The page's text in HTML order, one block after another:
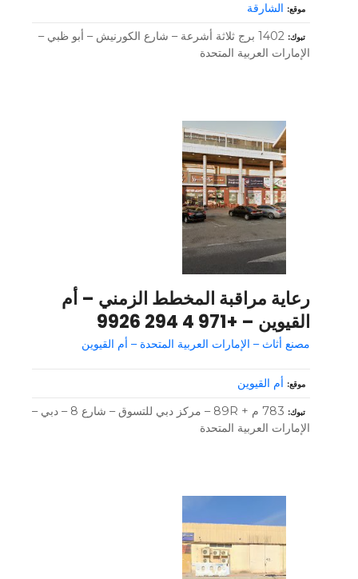
موقع الشارقة
تبوك
1402 برج ثلاثة أشرعة – شارع الكورنيش – أبو ظبي –
الإمارات العربية المتحدة
رعاية مراقبة المخطط الزمني – أم
القيوين – +971 4 294 9926
مصنع أثاث – الإمارات العربية المتحدة – أم القيوين
موقع أم القيوين
تبوك
783 م + 89R – مركز دبي للتسوق – شارع 8 – دبي –
الإمارات العربية المتحدة